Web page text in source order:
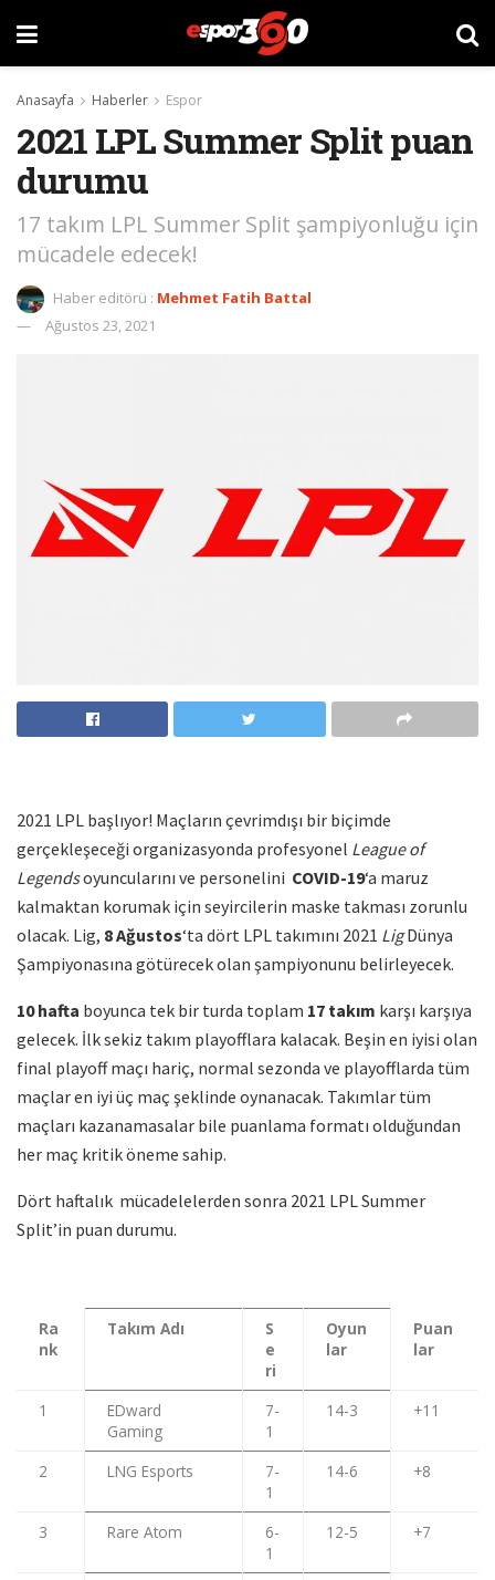
Anasayfa Haberler Espor
2021 LPL Summer Split puan
durumu
17 takım LPL Summer Split şampiyonluğu için
mücadele edecek!
Haber editörü : Mehmet Fatih Battal
Ağustos 23, 2021
2021 LPL başlıyor! Maçların çevrimdışı bir biçimde
gerçekleşeceği organizasyonda profesyonel League of
Legendsoyuncularını ve personelini COVID-19‘a maruz
kalmaktan korumak için seyircilerin maske takması zorunlu
olacak. Lig, 8 Ağustos‘ta dört LPL takımını 2021 LigDünya
Şampiyonasına götürecek olan şampiyonunu belirleyecek.
10 hafta boyunca tek bir turda toplam 17 takım karşı karşıya
gelecek. İlk sekiz takım playofflara kalacak. Beşin en iyisi olan
final playoff maçı hariç, normal sezonda ve playofflarda tüm
maçlar en iyi üç maç şeklinde oynanacak. Takımlar tüm
maçları kazanamasalar bile puanlama formatı olduğundan
her maç kritik öneme sahip.
Dört haftalık mücadelelerden sonra 2021 LPL Summer
Split’in puan durumu.
Ra
nk
Takım Adı
S
e
ri
Oyun
lar
Puan
lar
1
EDward
Gaming
7-
1
14-3 +11
2 LNG Esports
7-
1
14-6 +8
3 Rare Atom
6-
1
12-5 +7